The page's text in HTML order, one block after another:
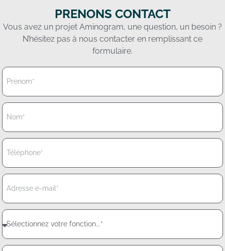
PRENONS CONTACT
Vous avez un projet Aminogram, une question, un besoin ?
N’hésitez pas à nous contacter en remplissant ce
formulaire.